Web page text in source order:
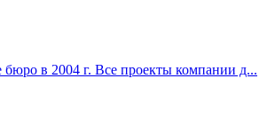
в 2004 г. Все проекты компании д...